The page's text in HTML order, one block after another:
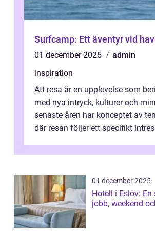
Surfcamp: Ett äventyr vid
01 december 2025
admin
inspiration
Att resa är en upplevelse som
med nya intryck, kulturer och
senaste åren har konceptet av
där resan följer ett specifikt
01 december 2025
Hotell i Eslöv:
jobb, weekend